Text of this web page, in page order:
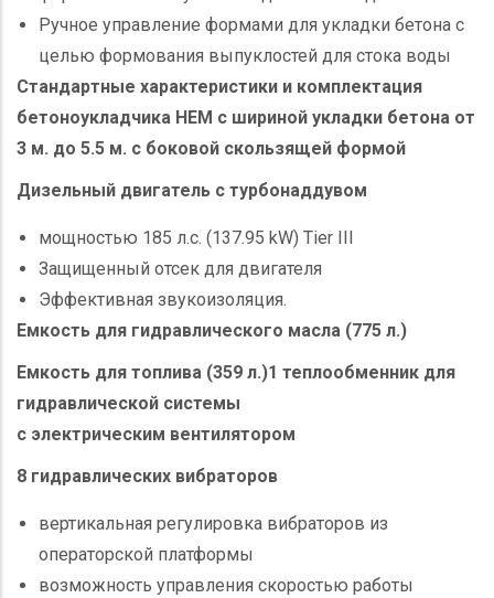
Ручное управление формами для укладки бетона с
целью формования выпуклостей для стока воды
Стандартные характеристики и комплектация
бетоноукладчика HEM с шириной укладки бетона от
3 м. до 5.5 м. с боковой скользящей формой
Дизельный двигатель с турбонаддувом
мощностью 185 л.с. (137.95 kW) Tier III
Защищенный отсек для двигателя
Эффективная звукоизоляция.
Емкость для гидравлического масла (775 л.)
Емкость для топлива (359 л.)1 теплообменник для
гидравлической системы
с электрическим вентилятором
8 гидравлических вибраторов
вертикальная регулировка вибраторов из
операторской платформы
возможность управления скоростью работы